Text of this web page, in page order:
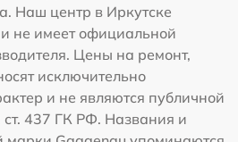
Наш центр в Иркутске
не имеет официальной
Цены на ремонт,
исключительно
и не являются публичной
ст. 437 ГК РФ. Названия и